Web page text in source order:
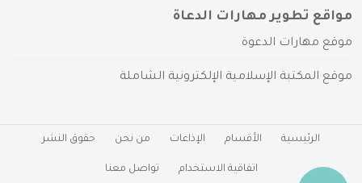
مواقع تطوير مهارات الدعاة
موقع مهارات الدعوة
موقع المكتبة الإسلامية الإلكترونية الشاملة
الرئيسية الأقسام الإذاعات من نحن حقوق النشر
اتفاقية الاستخدام تواصل معنا